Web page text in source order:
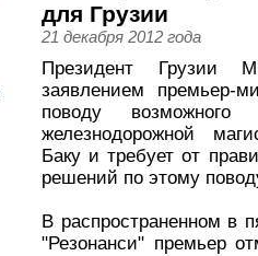
для Грузии
21 декабря 2012 года
Президент Грузии
заявлением премьер-
поводу возможного
железнодорожной
Баку и требует от
решений по этому
В распространенном в
"Резонанси" премьер